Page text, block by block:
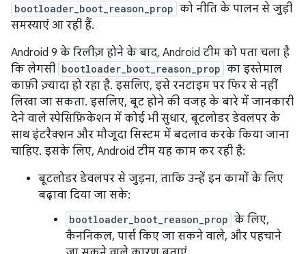
bootloader_boot_reason_prop को नीति के पालन से जुड़ी
समस्याएं आ रही हैं.
Android 9 के रिलीज़ होने के बाद, Android टीम को पता चला है
कि लेगसी bootloader_boot_reason_prop का इस्तेमाल
काफ़ी ज़्यादा हो रहा है. इसलिए, इसे रनटाइम पर फिर से नहीं
लिखा जा सकता. इसलिए, बूट होने की वजह के बारे में जानकारी
देने वाले स्पेसिफ़िकेशन में कोई भी सुधार, बूटलोडर डेवलपर के
साथ इंटरैक्शन और मौजूदा सिस्टम में बदलाव करके किया जाना
चाहिए. इसके लिए, Android टीम यह काम कर रही है:
बूटलोडर डेवलपर से जुड़ना, ताकि उन्हें इन कामों के लिए
बढ़ावा दिया जा सके:
bootloader_boot_reason_prop के लिए,
कैननिकल, पार्स किए जा सकने वाले, और पहचाने